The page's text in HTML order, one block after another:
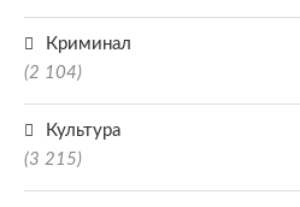
Криминал
(2 104)
Культура
(3 215)